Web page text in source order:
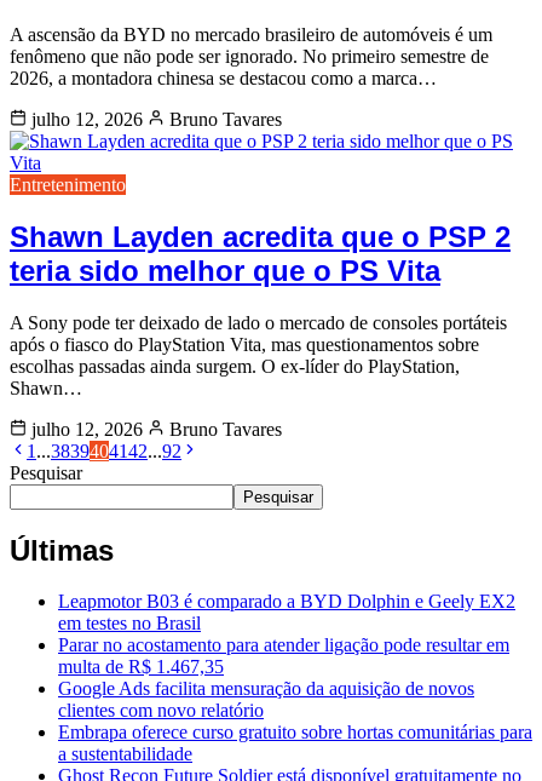
A ascensão da BYD no mercado brasileiro de automóveis é um
fenômeno que não pode ser ignorado. No primeiro semestre de
2026, a montadora chinesa se destacou como a marca…
julho 12, 2026
Bruno Tavares
Entretenimento
Shawn Layden acredita que o PSP 2
teria sido melhor que o PS Vita
A Sony pode ter deixado de lado o mercado de consoles portáteis
após o fiasco do PlayStation Vita, mas questionamentos sobre
escolhas passadas ainda surgem. O ex-líder do PlayStation,
Shawn…
julho 12, 2026
Bruno Tavares
1 ...3839404142...92
Pesquisar
Pesquisar
Últimas
Leapmotor B03 é comparado a BYD Dolphin e Geely EX2
em testes no Brasil
Parar no acostamento para atender ligação pode resultar em
multa de R$ 1.467,35
Google Ads facilita mensuração da aquisição de novos
clientes com novo relatório
Embrapa oferece curso gratuito sobre hortas comunitárias para
a sustentabilidade
Ghost Recon Future Soldier está disponível gratuitamente no